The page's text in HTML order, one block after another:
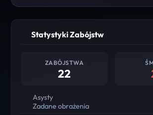
Statystyki Zabójstw
ZABÓJSTWA
22
Asysty
Zadane obrażenia